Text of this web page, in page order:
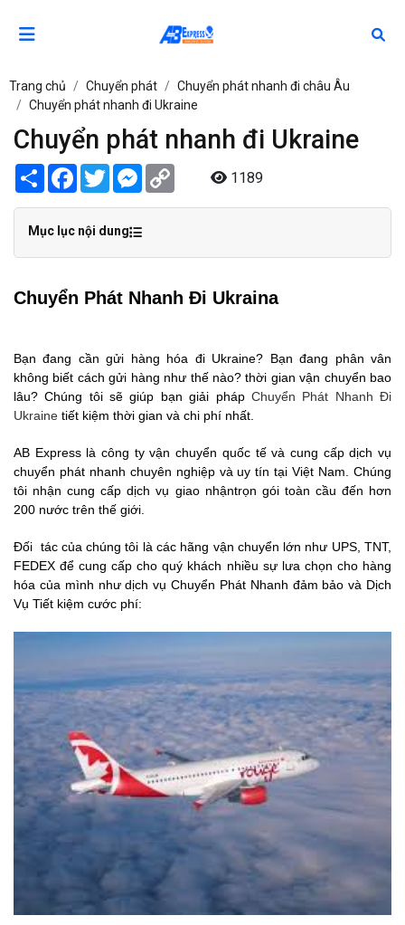
Trang chủ Chuyển phát
Chuyển phát nhanh đi châu Âu
Chuyển phát nhanh đi Ukraine
Chuyển phát nhanh đi Ukraine
Share Facebook
TwitterMessenger 1189
Mục lục nội dung
Chuyển Phát Nhanh Đi Ukraina
Bạn đang cần gửi hàng hóa đi Ukraine? Bạn đang phân vân
không biết cách gửi hàng như thế nào? thời gian vận chuyển bao
lâu? Chúng tôi sẽ giúp bạn giải pháp Chuyển Phát Nhanh Đi
Ukraine tiết kiệm thời gian và chi phí nhất.
AB Express là công ty vận chuyển quốc tế và cung cấp dịch vụ
chuyển phát nhanh chuyên nghiệp và uy tín tại Việt Nam. Chúng
tôi nhận cung cấp dịch vụ giao nhậntrọn gói toàn cầu đến hơn
200 nước trên thế giới.
Đối tác của chúng tôi là các hãng vận chuyển lớn như UPS, TNT,
FEDEX để cung cấp cho quý khách nhiều sự lưa chọn cho hàng
hóa của mình như dịch vụ Chuyển Phát Nhanh đảm bảo và Dịch
Vụ Tiết kiệm cước phí: